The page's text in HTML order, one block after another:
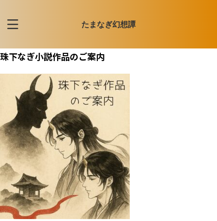
たまなぎ幻想譚
珠下なぎ小説作品のご案内